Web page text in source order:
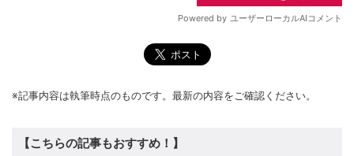
※記事内容は執筆時点のものです。最新の内容をご確認ください。
【こちらの記事もおすすめ！】